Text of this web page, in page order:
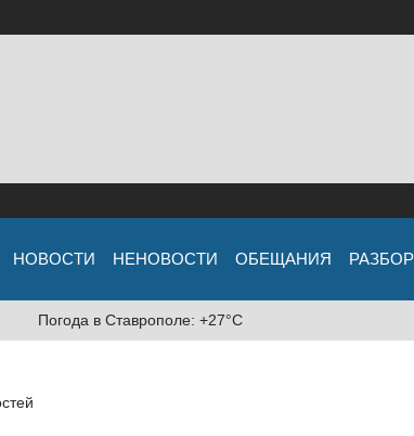
НОВОСТИ НЕНОВОСТИ ОБЕЩАНИЯ РАЗБОР
Погода в Ставрополе: +27°C